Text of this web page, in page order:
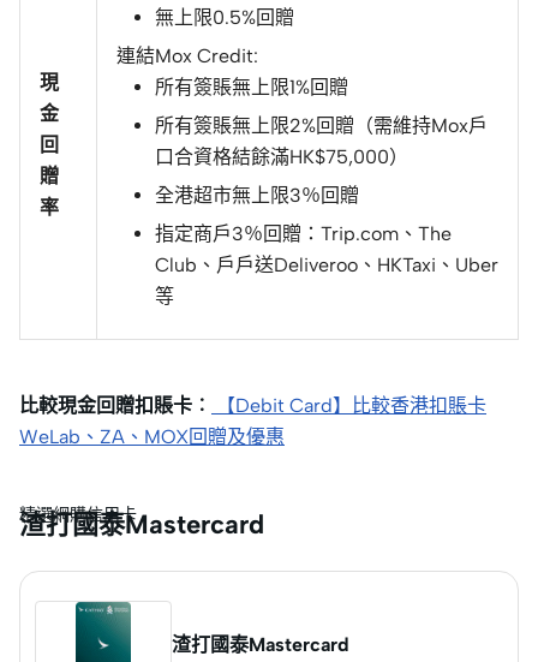
現
金
回
贈
率
無上限0.5%回贈
連結Mox Credit:
所有簽賬無上限1%回贈
所有簽賬無上限2%回贈（需維持Mox戶
口合資格結餘滿HK$75,000）
全港超市無上限3％回贈
指定商戶3％回贈：Trip.com、The
Club、戶戶送Deliveroo、HKTaxi、Uber
等
比較現金回贈扣賬卡︰
【Debit Card】比較香港扣賬卡
WeLab、ZA、MOX回贈及優惠
精選網購信用卡
渣打國泰Mastercard
渣打國泰Mastercard